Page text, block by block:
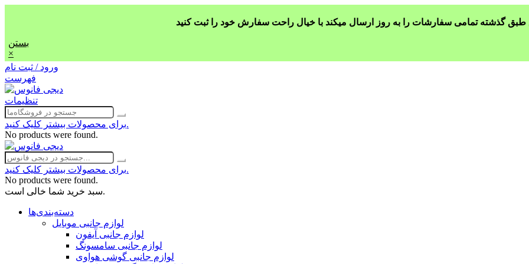
بستن
×
ورود / ثبت نام
فهرست
تنظیمات
برای محصولات بیشتر کلیک کنید.
No products were found.
برای محصولات بیشتر کلیک کنید.
No products were found.
سبد خرید شما خالی است.
دسته‌بندی‌ها
لوازم جانبی موبایل
لوازم جانبی آیفون
لوازم جانبی سامسونگ
لوازم جانبی گوشی هواوی